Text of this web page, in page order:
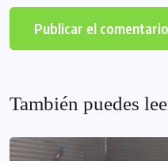
También puedes